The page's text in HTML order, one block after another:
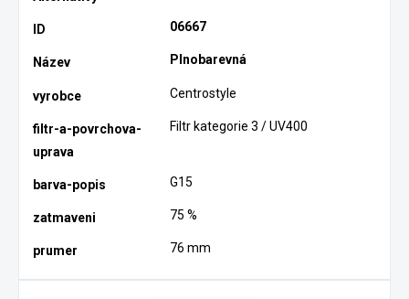
06667
Plnobarevná
Centrostyle
Filtr kategorie 3 / UV400
G15
75 %
76 mm